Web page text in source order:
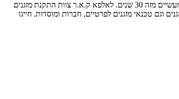
אלפא ק.א.ר בע"מ. התקנות ושירות מזגנים. בעלת ותק של 22 שנים בתחום מיזוג אוויר. החברה מנוהלת על ידי קובי לוי ואולג נובוסלסקי, טכנאי מיזוג אוויר וחשמלאיים מעשיים מזה 30 שנים. לאלפא ק.א.ר צוות התקנת מזגנים
וגם טכנאי מזגנים לפרטיים, חברות ומוסדות. חייגו